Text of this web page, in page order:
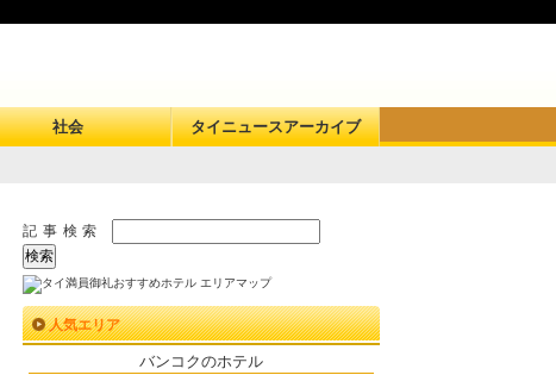
社会 タイニュースアーカイブ
記事検索